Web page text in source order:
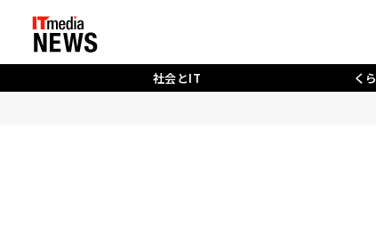
社会とIT く